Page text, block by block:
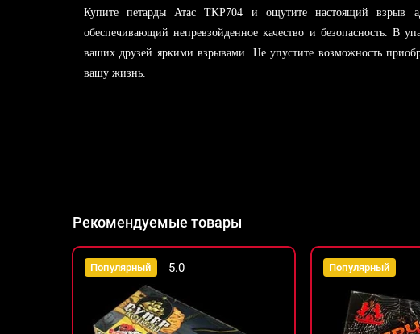
Купите петарды Атас TKP704 и ощутите настоящий взрыв
обеспечивающий непревзойденное качество и безопасность. В
ваших друзей яркими взрывами. Не упустите возможность
вашу жизнь.
Рекомендуемые товары
Популярный 5.0 Популярный